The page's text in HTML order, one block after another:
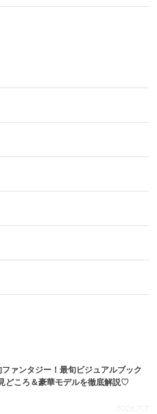
ファンタジー！最旬ビジュアルブック
どころ＆豪華モデルを徹底解説♡
2026.7.7